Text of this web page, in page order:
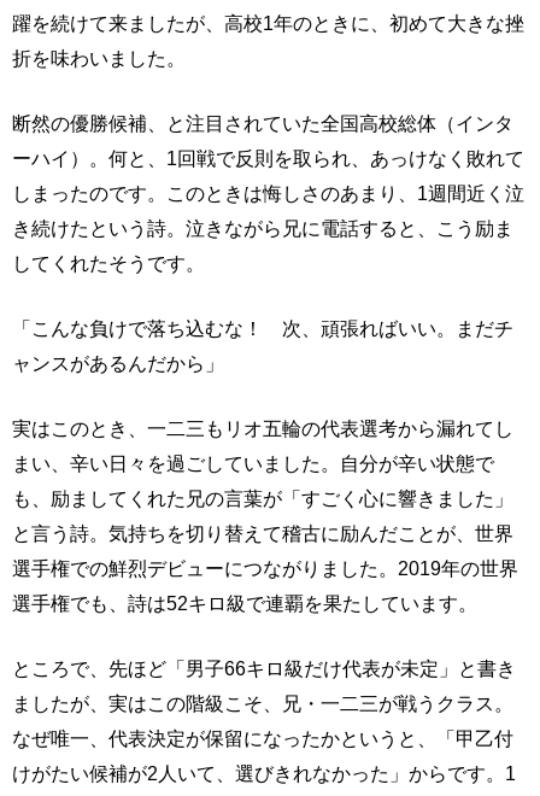
躍を続けて来ましたが、高校1年のときに、初めて大きな挫
折を味わいました。
断然の優勝候補、と注目されていた全国高校総体（インタ
ーハイ）。何と、1回戦で反則を取られ、あっけなく敗れて
しまったのです。このときは悔しさのあまり、1週間近く泣
き続けたという詩。泣きながら兄に電話すると、こう励ま
してくれたそうです。
「こんな負けで落ち込むな！ 次、頑張ればいい。まだチ
ャンスがあるんだから」
実はこのとき、一二三もリオ五輪の代表選考から漏れてし
まい、辛い日々を過ごしていました。自分が辛い状態で
も、励ましてくれた兄の言葉が「すごく心に響きました」
と言う詩。気持ちを切り替えて稽古に励んだことが、世界
選手権での鮮烈デビューにつながりました。2019年の世界
選手権でも、詩は52キロ級で連覇を果たしています。
ところで、先ほど「男子66キロ級だけ代表が未定」と書き
ましたが、実はこの階級こそ、兄・一二三が戦うクラス。
なぜ唯一、代表決定が保留になったかというと、「甲乙付
けがたい候補が2人いて、選びきれなかった」からです。1